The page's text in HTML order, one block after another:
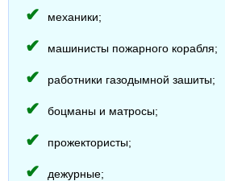
механики;
машинисты пожарного корабля;
работники газодымной зашиты;
боцманы и матросы;
прожектористы;
дежурные;